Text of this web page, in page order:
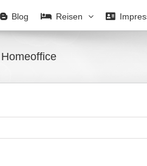
Blog Reisen